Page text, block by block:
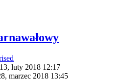
luty 2018 12:17
marzec 2018 13:45